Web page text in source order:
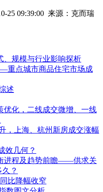
25 09:39:00 来源： 克而瑞
、规模与行业影响探析
重点城市商品住宅市场成
述
优化，二线成交微增、一线
，上海、杭州新房成交涨幅
效几何？
进程及趋势前瞻——供求关
？
比降幅收窄